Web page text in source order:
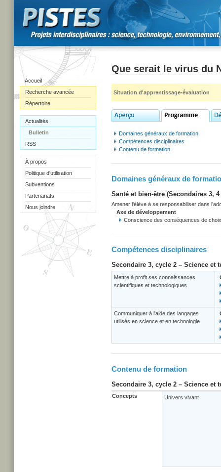
Accueil
Recherche avancée
Répertoire
Actualités
Bulletin
RSS
À propos
Politique d'utilisation
Subventions
Partenariats
Nous joindre
Que serait le virus du
Situation d'apprentissage-évaluation
Domaines généraux de formation
Compétences disciplinaires
Contenu de formation
Domaines généraux de
Santé et bien-être (Secondaires 3,
Amener l'élève à se responsabiliser dans
Axe de développement
Conscience des conséquences de
Compétences disciplinaires
Secondaire 3, cycle 2 – Science et
Mettre à profit ses connaissances
scientifiques et technologiques
Communiquer à l'aide des langages
utilisés en science et en technologie
Contenu de formation
Secondaire 3, cycle 2 – Science et
Concepts Univers vivant